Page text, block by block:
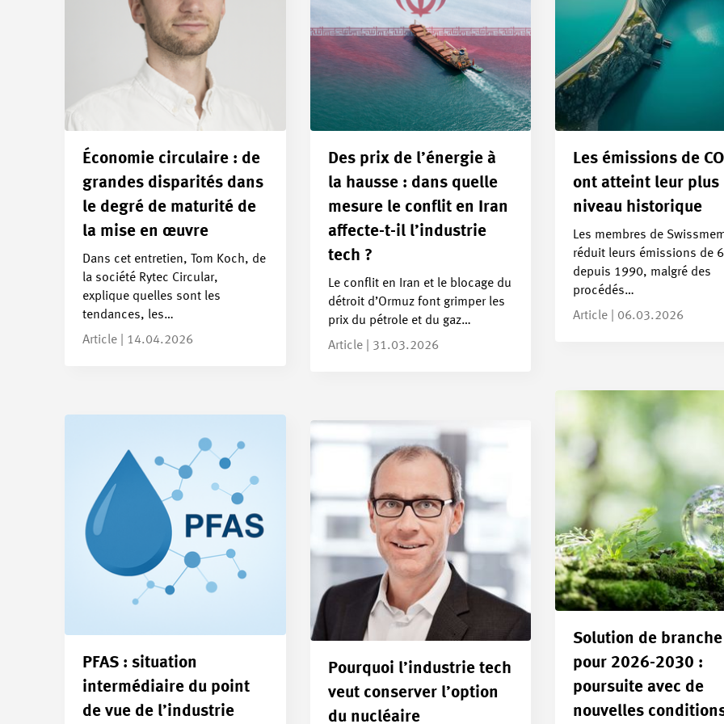
Économie circulaire : de
grandes disparités dans
le degré de maturité de
la mise en œuvre
Dans cet entretien, Tom Koch, de
la société Rytec Circular,
explique quelles sont les
tendances, les…
Article | 14.04.2026
Des prix de l’énergie à
la hausse : dans quelle
mesure le conflit en Iran
affecte-t-il l’industrie
tech ?
Le conflit en Iran et le blocage du
détroit d’Ormuz font grimper les
prix du pétrole et du gaz…
Article | 31.03.2026
Les émissions de CO
ont atteint leur plus
niveau historique
Les membres de
réduit leurs émissions de
depuis 1990, malgré des
procédés…
Article | 06.03.2026
Solution de branche
pour 2026-2030 :
poursuite avec de
nouvelles
PFAS : situation
intermédiaire du point
de vue de l’industrie
Pourquoi l’industrie tech
veut conserver l’option
du nucléaire